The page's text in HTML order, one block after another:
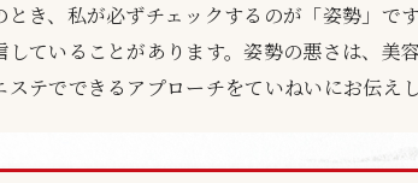
き、私が必ずチェックするのが「姿勢」で
していることがあります。姿勢の悪さは、美
テでできるアプローチをていねいにお伝えし